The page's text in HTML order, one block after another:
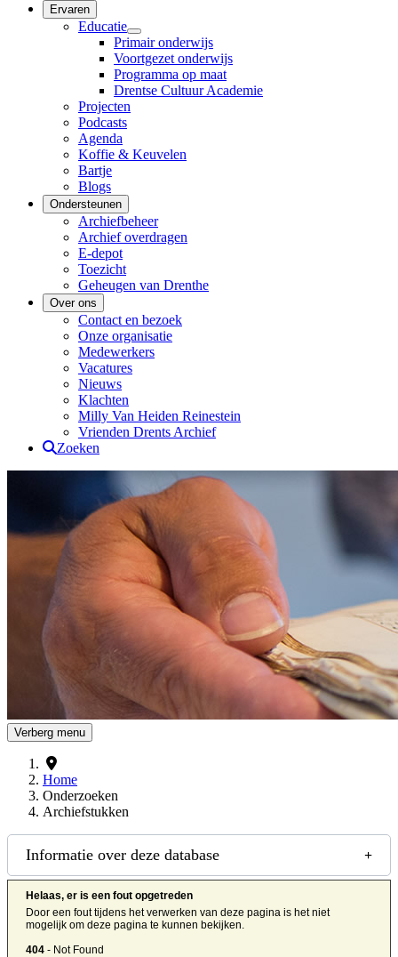
Ervaren
Educatie
Primair onderwijs
Voortgezet onderwijs
Programma op maat
Drentse Cultuur Academie
Projecten
Podcasts
Agenda
Koffie & Keuvelen
Bartje
Blogs
Ondersteunen
Archiefbeheer
Archief overdragen
E-depot
Toezicht
Geheugen van Drenthe
Over ons
Contact en bezoek
Onze organisatie
Medewerkers
Vacatures
Nieuws
Klachten
Milly Van Heiden Reinestein
Vrienden Drents Archief
Zoeken
Drents Archief
Verberg menu
Home
Onderzoeken
Archiefstukken
Informatie over deze database
Helaas, er is een fout opgetreden
Door een fout tijdens het verwerken van deze pagina is het niet
mogelijk om deze pagina te kunnen bekijken.
404 - Not Found